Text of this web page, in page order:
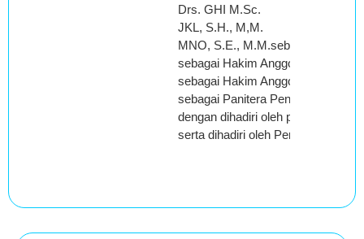
Drs. GHI M.Sc.
JKL, S.H., M,M.
MNO, S.E., M.M.sebagai Hakim
sebagai Hakim Anggota,
sebagai Hakim Anggota,
sebagai Panitera Pengganti,
dengan dihadiri oleh para Hakim
serta dihadiri oleh Pemohon